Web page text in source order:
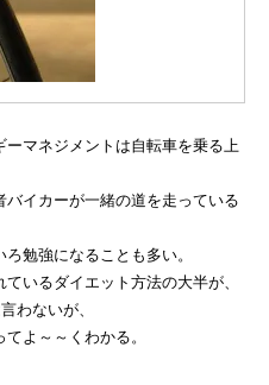
マネジメントは自転車を乗る上
イカーが一緒の道を走っている
勉強になることも多い。
いるダイエット方法の大半が、
わないが、
よ～～くわかる。